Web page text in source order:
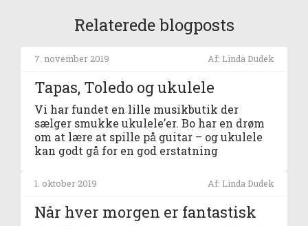
Relaterede blogposts
7. november 2019 Af: Linda Dudek
Tapas, Toledo og ukulele
Vi har fundet en lille musikbutik der
sælger smukke ukulele’er. Bo har en drøm
om at lære at spille på guitar – og ukulele
kan godt gå for en god erstatning
1. oktober 2019 Af: Linda Dudek
Når hver morgen er fantastisk